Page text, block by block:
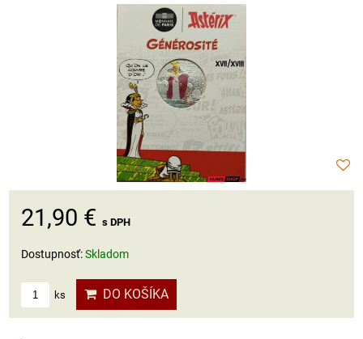
21,90 € s DPH
Dostupnosť:Skladom
ks DO KOŠÍKA